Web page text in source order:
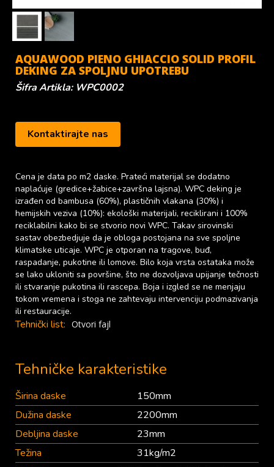
AQUAWOOD PIENO GHIACCIO SOLID PROFIL
DEKING ZA SPOLJNU UPOTREBU
Šifra Artikla: WPC0002
Kontaktirajte nas
Cena je data po m2 daske. Prateći materijal se dodatno
naplaćuje (gredice+žabice+završna lajsna). WPC deking je
izrađen od bambusa (60%), plastičnih vlakana (30%) i
hemijskih veziva (10%): ekološki materijali, reciklirani i 100%
reciklabilni kako bi se stvorio novi WPC. Takav sirovinski
sastav obezbedjuje da je obloga postojana na sve spoljne
klimatske uticaje. WPC je otporan na tragove, buđ,
raspadanje, pukotine ili lomove. Bilo koja vrsta ostataka može
se lako ukloniti sa površine, što ne dozvoljava upijanje tečnosti
ili stvaranje pukotina ili rascepa. Boja i izgled se ne menjaju
tokom vremena i stoga ne zahtevaju intervenciju podmazivanja
ili restauracije.
Tehnički list: Otvori fajl
Tehničke karakteristike
Širina daske
150mm
Dužina daske
2200mm
Debljina daske
23mm
Težina
31kg/m2